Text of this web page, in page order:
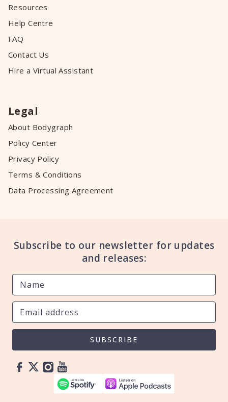
Resources
Help Centre
FAQ
Contact Us
Hire a Virtual Assistant
Legal
About Bodygraph
Policy Center
Privacy Policy
Terms & Conditions
Data Processing Agreement
Subscribe to our newsletter for updates
and releases:
SUBSCRIBE